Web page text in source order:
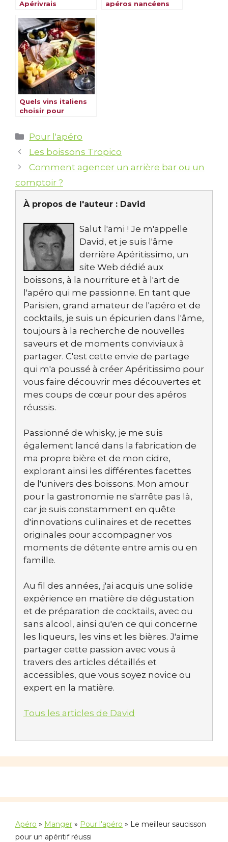
Apérivrais
apéros nancéens
Quels vins italiens
choisir pour
charcuteries et
fromages ?
Catégories
Pour l'apéro
Les boissons Tropico
Comment agencer un arrière bar ou un
comptoir ?
À propos de l'auteur : David
Salut l'ami ! Je m'appelle
David, et je suis l'âme
derrière Apéritissimo, un
site Web dédié aux
boissons, à la nourriture et à l'art de
l'apéro qui me passionne. En tant que
Parisien, grand amateur de l'apéro et de
cocktails, je suis un épicurien dans l'âme,
toujours à la recherche de nouvelles
saveurs et de moments conviviaux à
partager. C'est cette envie de partage
qui m'a poussé à créer Apéritissimo pour
vous faire découvrir mes découvertes et
mes coups de cœur pour des apéros
réussis.
Passionné de whisky, je me suis
également lancé dans la fabrication de
ma propre bière et de mon cidre,
explorant ainsi les différentes facettes
de l'univers des boissons. Mon amour
pour la gastronomie ne s'arrête pas là,
car je suis constamment en quête
d'innovations culinaires et de recettes
originales pour accompagner vos
moments de détente entre amis ou en
famille.
Au fil des années, j'ai acquis une solide
expérience en matière de dégustation
et de préparation de cocktails, avec ou
sans alcool, ainsi qu'en ce qui concerne
les liqueurs, les vins et les bières. J'aime
partager cette passion avec vous à
travers des articles détaillés et
accessibles, que vous soyez novice ou
expert en la matière.
Tous les articles de David
Apéro » Manger » Pour l'apéro » Le meilleur saucisson
pour un apéritif réussi